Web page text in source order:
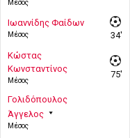
Μέσος
Ιωαννίδης Φαίδων
Μέσος
34'
Κώστας
Κωνσταντίνος
Μέσος
75'
Γολιδόπουλος
Άγγελος
Μέσος